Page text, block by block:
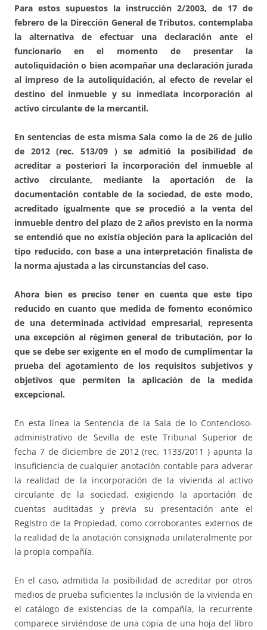
Para estos supuestos la instrucción 2/2003, de 17 de
febrero de la Dirección General de Tributos, contemplaba
la alternativa de efectuar una declaración ante el
funcionario en el momento de presentar la
autoliquidación o bien acompañar una declaración jurada
al impreso de la autoliquidación, al efecto de revelar el
destino del inmueble y su inmediata incorporación al
activo circulante de la mercantil.
En sentencias de esta misma Sala como la de 26 de julio
de 2012 (rec. 513/09 ) se admitió la posibilidad de
acreditar a posteriori la incorporación del inmueble al
activo circulante, mediante la aportación de la
documentación contable de la sociedad, de este modo,
acreditado igualmente que se procedió a la venta del
inmueble dentro del plazo de 2 años previsto en la norma
se entendió que no existía objeción para la aplicación del
tipo reducido, con base a una interpretación finalista de
la norma ajustada a las circunstancias del caso.
Ahora bien es preciso tener en cuenta que este tipo
reducido en cuanto que medida de fomento económico
de una determinada actividad empresarial, representa
una excepción al régimen general de tributación, por lo
que se debe ser exigente en el modo de cumplimentar la
prueba del agotamiento de los requisitos subjetivos y
objetivos que permiten la aplicación de la medida
excepcional.
En esta línea la Sentencia de la Sala de lo Contencioso-
administrativo de Sevilla de este Tribunal Superior de
fecha 7 de diciembre de 2012 (rec. 1133/2011 ) apunta la
insuficiencia de cualquier anotación contable para adverar
la realidad de la incorporación de la vivienda al activo
circulante de la sociedad, exigiendo la aportación de
cuentas auditadas y previa su presentación ante el
Registro de la Propiedad, como corroborantes externos de
la realidad de la anotación consignada unilateralmente por
la propia compañía.
En el caso, admitida la posibilidad de acreditar por otros
medios de prueba suficientes la inclusión de la vivienda en
el catálogo de existencias de la compañía, la recurrente
comparece sirviéndose de una copia de una hoja del libro